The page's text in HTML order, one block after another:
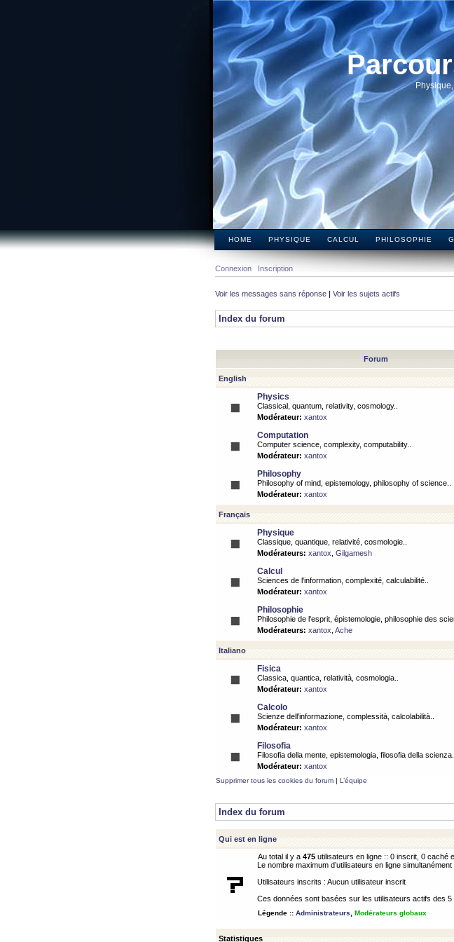
HOME PHYSIQUE CALCUL PHILOSOPHIE
Connexion Inscription
Voir les messages sans réponse | Voir les sujets actifs
Index du forum
Forum
English
Physics
Classical, quantum, relativity, cosmology..
Modérateur: xantox
Computation
Computer science, complexity, computability..
Modérateur: xantox
Philosophy
Philosophy of mind, epistemology, philosophy of science..
Modérateur: xantox
Français
Physique
Classique, quantique, relativité, cosmologie..
Modérateurs: xantox Gilgamesh
Calcul
Sciences de l'information, complexité, calculabilité..
Modérateur: xantox
Philosophie
Philosophie de l'esprit, épistemologie, philosophie des
Modérateurs: xantox Ache
Italiano
Fisica
Classica, quantica, relatività, cosmologia..
Modérateur: xantox
Calcolo
Scienze dell'informazione, complessità, calcolabilità..
Modérateur: xantox
Filosofia
Filosofia della mente, epistemologia, filosofia della scienza..
Modérateur: xantox
Supprimer tous les cookies du forum | L’équipe
Index du forum
Qui est en ligne
Au total il y a 475 utilisateurs en ligne :: 0 inscrit, 0 caché
Le nombre maximum d’utilisateurs en ligne simultanément
Utilisateurs inscrits : Aucun utilisateur inscrit
Ces données sont basées sur les utilisateurs actifs des 5
Légende :: Administrateurs Modérateurs globaux
Statistiques